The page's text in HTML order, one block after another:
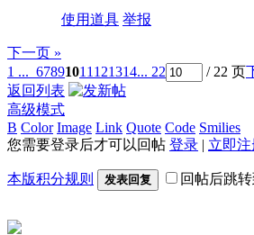
使用道具 举报
下一页 »
1 ... 67891011 121314... 22 / 22 页
返回列表
高级模式
B Color Image Link Quote Code Smilies
您需要登录后才可以回帖 登录 | 立即
本版积分规则 发表回复 回帖后跳